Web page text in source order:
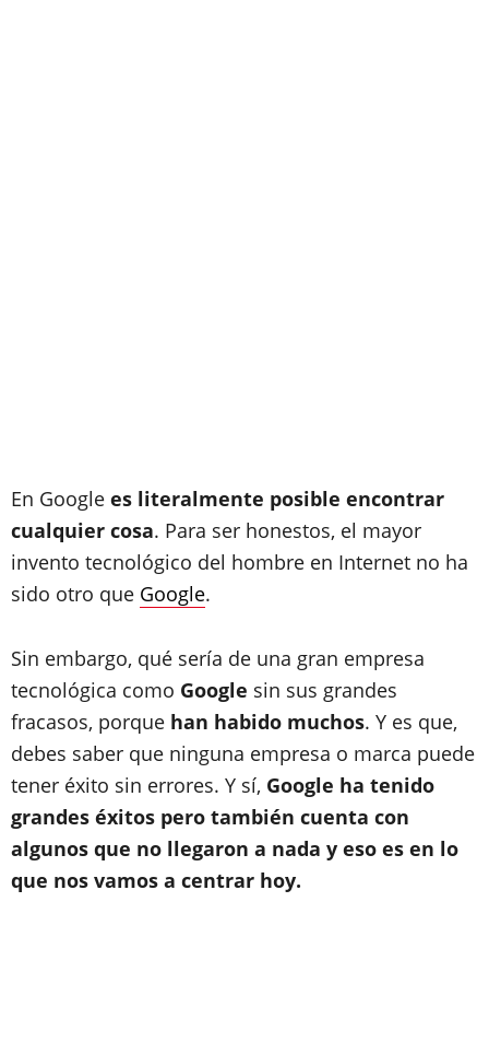
En Google es literalmente posible encontrar
cualquier cosa. Para ser honestos, el mayor
invento tecnológico del hombre en Internet no ha
sido otro que Google.
Sin embargo, qué sería de una gran empresa
tecnológica como Google sin sus grandes
fracasos, porque han habido muchos. Y es que,
debes saber que ninguna empresa o marca puede
tener éxito sin errores. Y sí, Google ha tenido
grandes éxitos pero también cuenta con
algunos que no llegaron a nada y eso es en lo
que nos vamos a centrar hoy.